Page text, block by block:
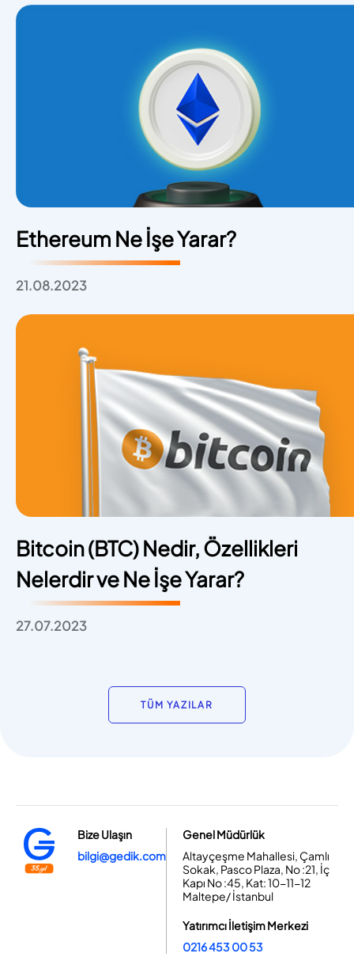
Ethereum Ne İşe Yarar?
21.08.2023
Bitcoin (BTC) Nedir, Özellikleri
Nelerdir ve Ne İşe Yarar?
27.07.2023
TÜM YAZILAR
Bize Ulaşın
bilgi@gedik.com
Genel Müdürlük
Altayçeşme Mahallesi, Çamlı
Sokak, Pasco Plaza, No :21, İç
Kapı No :45, Kat: 10-11-12
Maltepe/ İstanbul
Yatırımcı İletişim Merkezi
0216 453 00 53